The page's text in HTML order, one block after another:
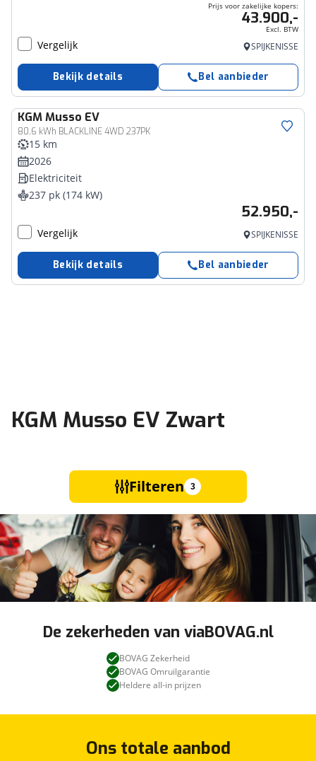
Prijs voor zakelijke kopers:
43.900,-
Excl. BTW
Vergelijk SPIJKENISSE
Bekijk details Bel aanbieder
KGMMusso EV
80,6 kWh BLACKLINE 4WD 237PK
15 km
2026
Elektriciteit
237 pk (174 kW)
52.950,-
Vergelijk SPIJKENISSE
Bekijk details Bel aanbieder
KGM Musso EV Zwart
Filteren 3
De zekerheden van viaBOVAG.nl
BOVAG Zekerheid
BOVAG Omruilgarantie
Heldere all-in prijzen
Ons totale aanbod